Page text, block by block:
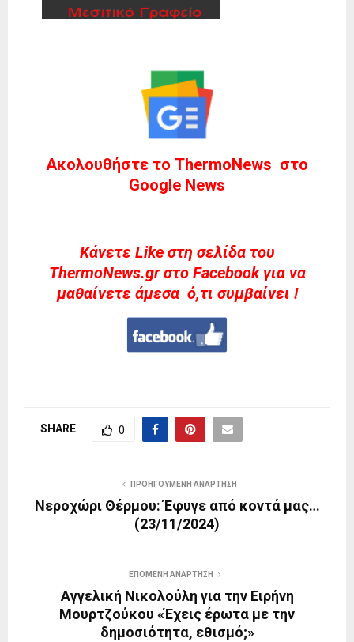
Ακολουθήστε το ThermoNews στο
Google News
Kάνετε Like στη σελίδα του
ThermoNews.gr στο Facebook για να
μαθαίνετε άμεσα ό,τι συμβαίνει !
SHARE 0
ΠΡΟΗΓΟΎΜΕΝΗ ΑΝΆΡΤΗΣΗ
Νεροχώρι Θέρμου: Έφυγε από κοντά μας…
(23/11/2024)
ΕΠΌΜΕΝΗ ΑΝΆΡΤΗΣΗ
Αγγελική Νικολούλη για την Ειρήνη
Μουρτζούκου «Έχεις έρωτα με την
δημοσιότητα, εθισμό;»